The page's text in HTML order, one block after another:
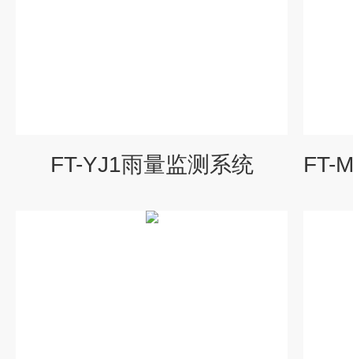
FT-YJ1雨量监测系统